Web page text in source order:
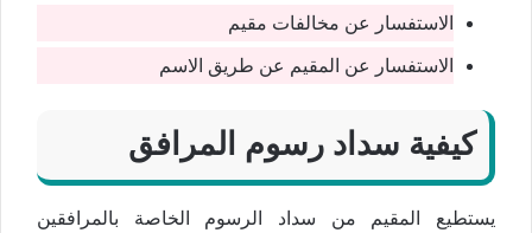
الاستفسار عن مخالفات مقيم
الاستفسار عن المقيم عن طريق الاسم
كيفية سداد رسوم المرافق
يستطيع المقيم من سداد الرسوم الخاصة بالمرافقين